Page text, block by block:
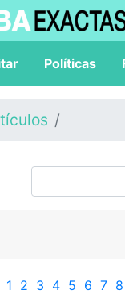
Políticas
1 2 3 4 5 6 7 8